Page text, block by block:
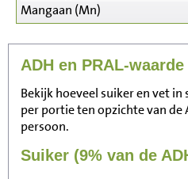
Mangaan (Mn)
ADH en PRAL-waarde
Bekijk hoeveel suiker en vet
per portie ten opzichte van de
persoon.
Suiker (9% van de